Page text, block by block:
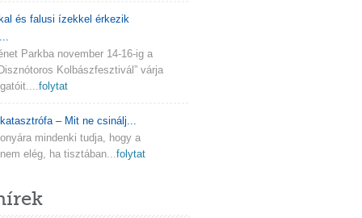
és falusi ízekkel érkezik
Parkba november 14-16-ig a
Kolbászfesztivál” várja
folytat
– Mit ne csinálj...
mindenki tudja, hogy a
elég, ha tisztában...folytat